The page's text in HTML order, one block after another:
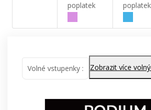
poplatek
poplatek
Volné vstupenky : Zobrazit více